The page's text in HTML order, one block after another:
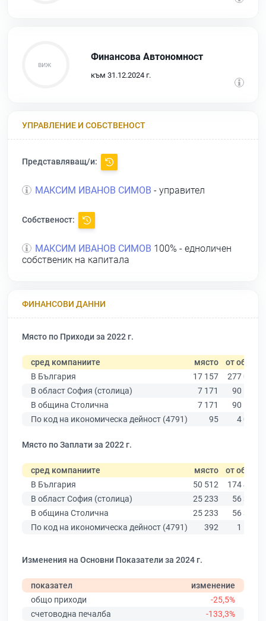
Финансова Автономност
към 31.12.2024 г.
УПРАВЛЕНИЕ И СОБСТВЕНОСТ
Представляващ/и:
МАКСИМ ИВАНОВ СИМОВ - управител
Собственост:
МАКСИМ ИВАНОВ СИМОВ 100% - едноличен
собственик на капитала
ФИНАНСОВИ ДАННИ
Място по Приходи за 2022 г.
сред компаниите място от общо
В България
17 157
277 019
В област София (столица)
7 171
90 178
В община Столична
7 171
90 178
По код на икономическа дейност (4791)
95 4 071
Място по Заплати за 2022 г.
сред компаниите място от общо
В България
50 512
174 403
В област София (столица)
25 233
56 378
В община Столична
25 233
56 378
По код на икономическа дейност (4791)
392 1 521
Изменения на Основни Показатели за 2024 г.
показател
изменение
общо приходи
-25,5%
счетоводна печалба
-133,3%